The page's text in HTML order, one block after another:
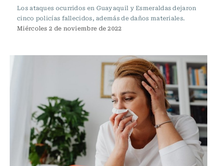
Los ataques ocurridos en Guayaquil y Esmeraldas dejaron
cinco policías fallecidos, además de daños materiales.
Miércoles 2 de noviembre de 2022